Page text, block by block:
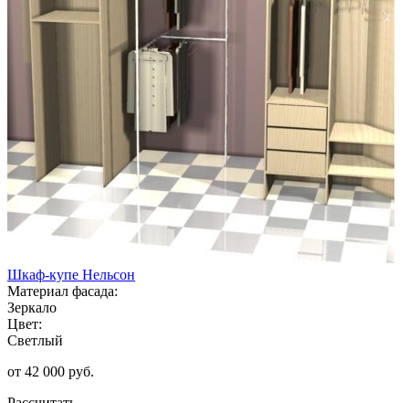
Шкаф-купе Нельсон
Материал фасада:
Зеркало
Цвет:
Светлый
от 42 000 руб.